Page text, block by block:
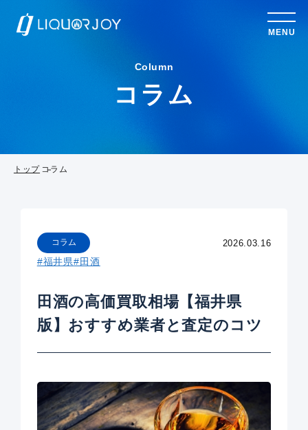
MENU
Column
コラム
トップ コラム
2026.03.16
コラム
#福井県#田酒
田酒の高価買取相場【福井県
版】おすすめ業者と査定のコツ